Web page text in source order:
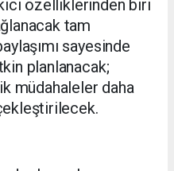
özelliklerinden biri
tam
sayesinde
planlanacak;
müdahaleler daha